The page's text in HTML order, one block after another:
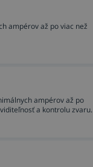
ampérov až po viac než
ampérov až po
a kontrolu zvaru.